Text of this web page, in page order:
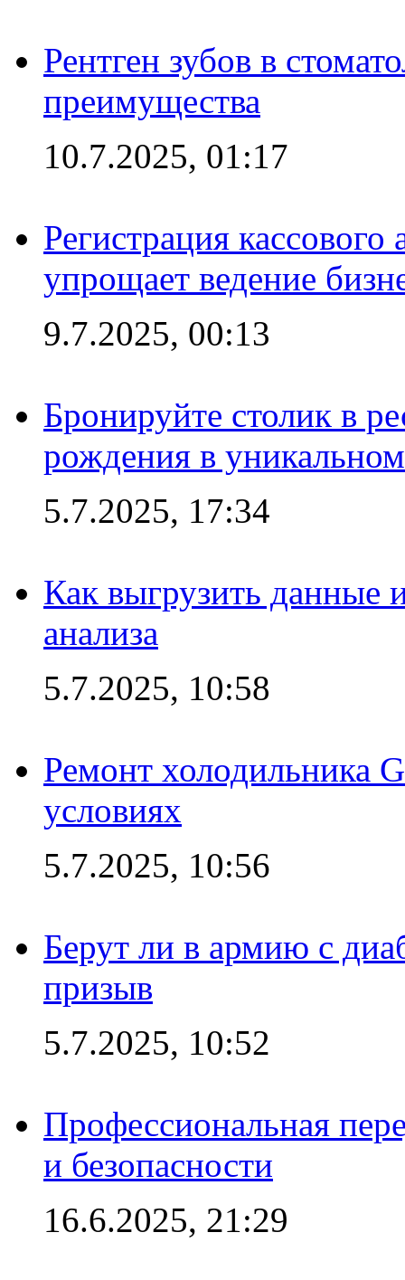
Рентген зубов в
преимущества
10.7.2025, 01:17
Регистрация
упрощает ведение
9.7.2025, 00:13
Бронируйте столик в
рождения в
5.7.2025, 17:34
Как выгрузить данные
анализа
5.7.2025, 10:58
Ремонт холодильника
условиях
5.7.2025, 10:56
Берут ли в армию с
призыв
5.7.2025, 10:52
Профессиональная
и безопасности
16.6.2025, 21:29